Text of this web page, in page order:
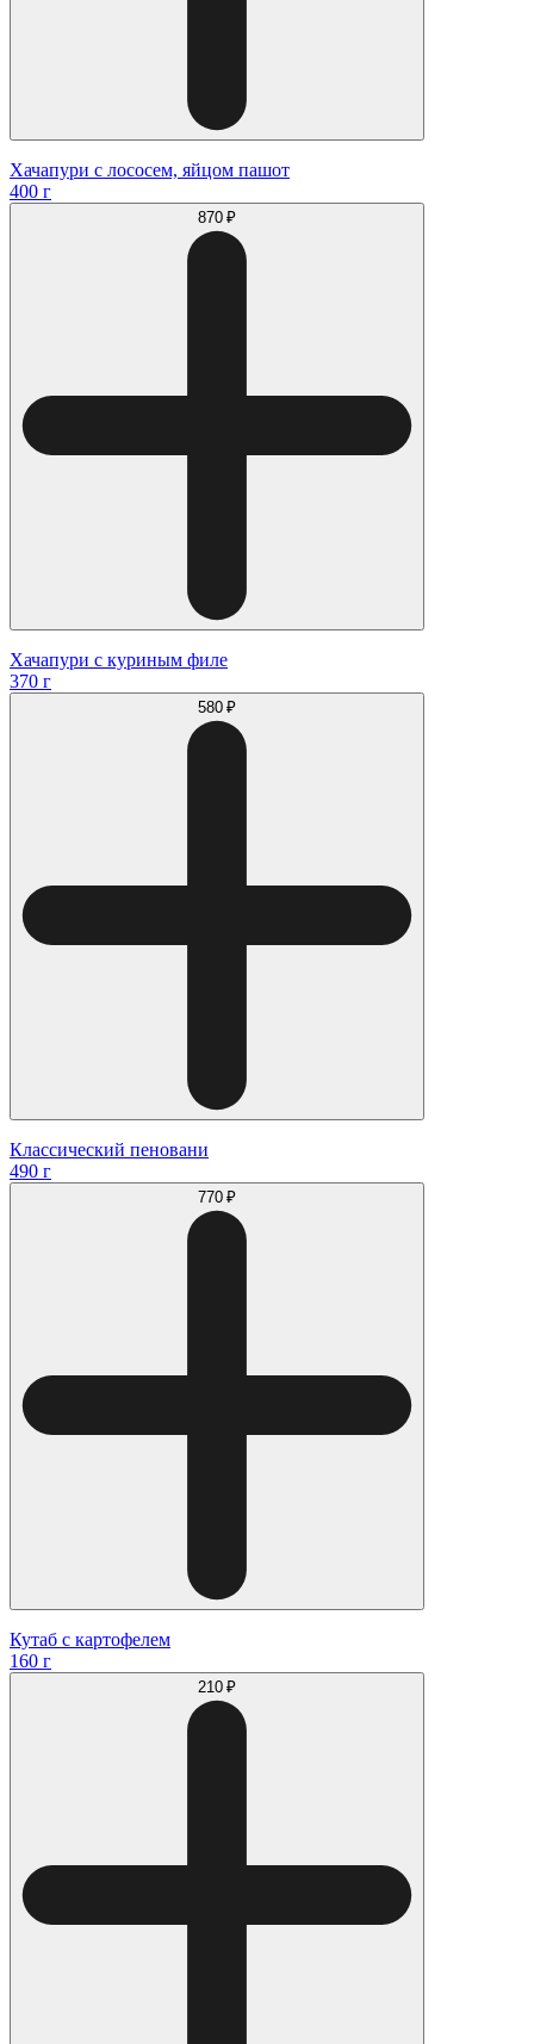
Хачапури с лососем, яйцом пашот
400 г
870 ₽
Хачапури с куриным филе
370 г
580 ₽
Классический пеновани
490 г
770 ₽
Кутаб с картофелем
160 г
210 ₽